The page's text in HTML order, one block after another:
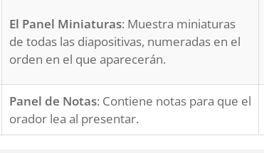
El Panel Miniaturas: Muestra miniaturas
de todas las diapositivas, numeradas en el
orden en el que aparecerán.
Panel de Notas: Contiene notas para que el
orador lea al presentar.